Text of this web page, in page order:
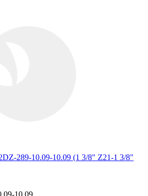
289-10.09-10.09 (1 3/8" Z21-1 3/8"
10.09